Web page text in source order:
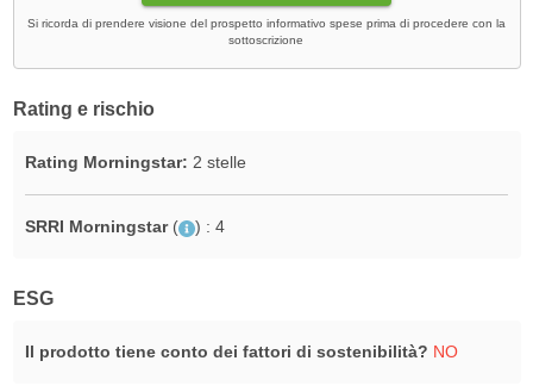
Si ricorda di prendere visione del prospetto informativo spese prima di procedere con la
sottoscrizione
Rating e rischio
Rating Morningstar: 2 stelle
SRRI Morningstar ( ) : 4
ESG
Il prodotto tiene conto dei fattori di sostenibilità? NO